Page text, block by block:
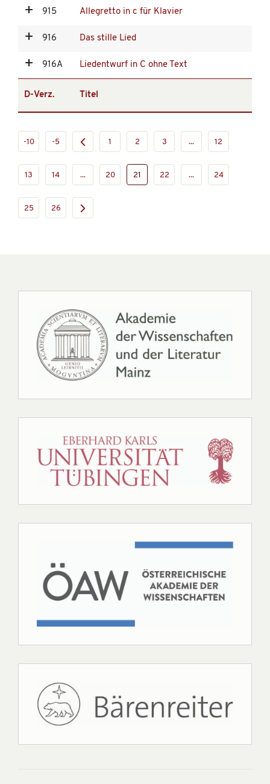
915 Allegretto in c für Klavier
916 Das stille Lied
916A Liedentwurf in C ohne Text
D-Verz. Titel
-10 -5 1 2 3 ... 12
13 14 ... 20 21 22 ... 24
25 26